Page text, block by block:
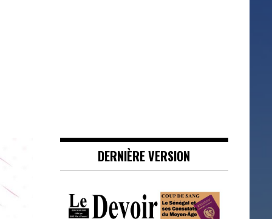
DERNIÈRE VERSION